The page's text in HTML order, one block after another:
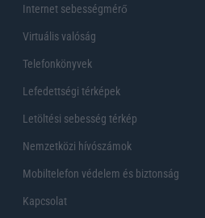
Internet sebességmérő
Virtuális valóság
Telefonkönyvek
Lefedettségi térképek
Letöltési sebesség térkép
Nemzetközi hívószámok
Mobiltelefon védelem és biztonság
Kapcsolat